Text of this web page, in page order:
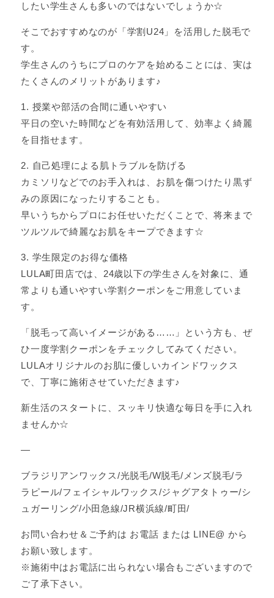
したい学生さんも多いのではないでしょうか☆
そこでおすすめなのが「学割U24」を活用した脱毛で
す。
学生さんのうちにプロのケアを始めることには、実は
たくさんのメリットがあります♪
1. 授業や部活の合間に通いやすい
平日の空いた時間などを有効活用して、効率よく綺麗
を目指せます。
2. 自己処理による肌トラブルを防げる
カミソリなどでのお手入れは、お肌を傷つけたり黒ず
みの原因になったりすることも。
早いうちからプロにお任せいただくことで、将来まで
ツルツルで綺麗なお肌をキープできます☆
3. 学生限定のお得な価格
LULA町田店では、24歳以下の学生さんを対象に、通
常よりも通いやすい学割クーポンをご用意していま
す。
「脱毛って高いイメージがある……」という方も、ぜ
ひ一度学割クーポンをチェックしてみてください。
LULAオリジナルのお肌に優しいカインドワックス
で、丁寧に施術させていただきます♪
新生活のスタートに、スッキリ快適な毎日を手に入れ
ませんか☆
—
ブラジリアンワックス/光脱毛/W脱毛/メンズ脱毛/ラ
ラピール/フェイシャルワックス/ジャグアタトゥー/シ
ュガーリング/小田急線/JR横浜線/町田/
お問い合わせ＆ご予約は お電話 または LINE@ から
お願い致します。
※施術中はお電話に出られない場合もございますので
ご了承下さい。